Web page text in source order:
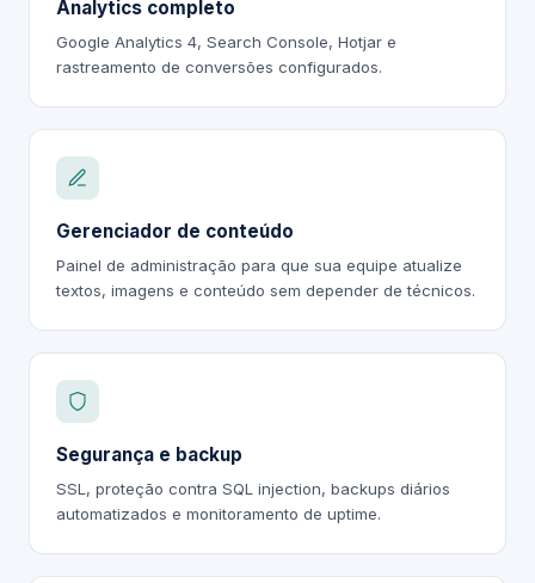
Analytics completo
Google Analytics 4, Search Console, Hotjar e
rastreamento de conversões configurados.
Gerenciador de conteúdo
Painel de administração para que sua equipe atualize
textos, imagens e conteúdo sem depender de técnicos.
Segurança e backup
SSL, proteção contra SQL injection, backups diários
automatizados e monitoramento de uptime.